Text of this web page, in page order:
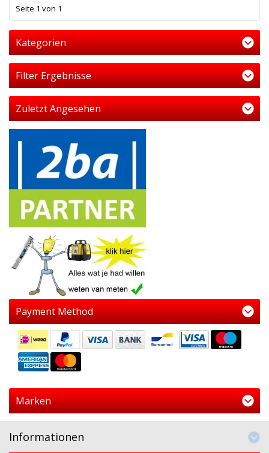
Seite 1 von 1
Kategorien
Filter Ergebnisse
Zuletzt Angesehen
Payment Method
Marken
Informationen